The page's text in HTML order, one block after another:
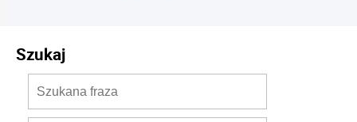
Szukaj